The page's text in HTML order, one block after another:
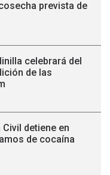
prevista de
celebrará del
de las
Civil detiene en
de cocaína